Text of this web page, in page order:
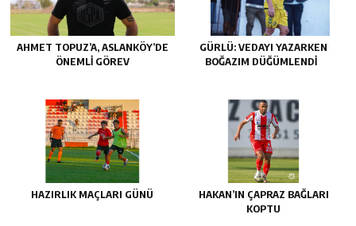
AHMET TOPUZ’A, ASLANKÖY’DE
ÖNEMLİ GÖREV
GÜRLÜ: VEDAYI YAZARKEN
BOĞAZIM DÜĞÜMLENDİ
HAZIRLIK MAÇLARI GÜNÜ
HAKAN’IN ÇAPRAZ BAĞLARI
KOPTU